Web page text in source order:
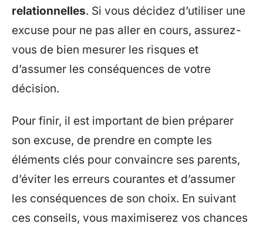
relationnelles. Si vous décidez d’utiliser une
excuse pour ne pas aller en cours, assurez-
vous de bien mesurer les risques et
d’assumer les conséquences de votre
décision.
Pour finir, il est important de bien préparer
son excuse, de prendre en compte les
éléments clés pour convaincre ses parents,
d’éviter les erreurs courantes et d’assumer
les conséquences de son choix. En suivant
ces conseils, vous maximiserez vos chances